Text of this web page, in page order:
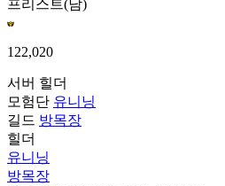
프리스트(남)
122,020
서버 힐더
모험단 유니닝
길드 방목장
힐더
유니닝
방목장